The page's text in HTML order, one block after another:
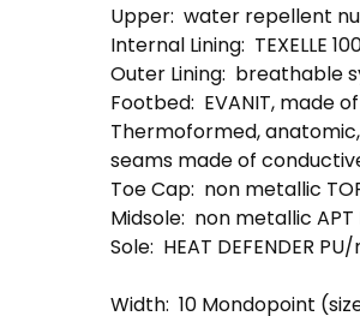
Upper: water repellent
Internal Lining: TEXELLE
Outer Lining: breathable
Footbed: EVANIT, made
Thermoformed,
seams made of
Toe Cap: non metallic
Midsole: non metallic
Sole: HEAT DEFENDER
Width: 10 Mondopoint